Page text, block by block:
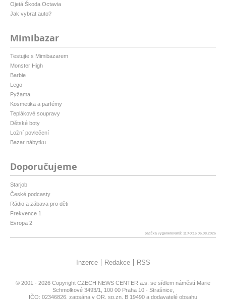
Ojetá Škoda Octavia
Jak vybrat auto?
Mimibazar
Testujte s Mimibazarem
Monster High
Barbie
Lego
Pyžama
Kosmetika a parfémy
Teplákové soupravy
Dětské boty
Ložní povlečení
Bazar nábytku
Doporučujeme
Starjob
České podcasty
Rádio a zábava pro děti
Frekvence 1
Evropa 2
patička vygenerovaná: 11:40:16 06.08.2026
Inzerce Redakce RSS
© 2001 - 2026 Copyright CZECH NEWS CENTER a.s. se sídlem náměstí Marie
Schmolkové 3493/1, 100 00 Praha 10 - Strašnice,
IČO: 02346826, zapsána v OR, sp.zn. B 19490 a dodavatelé obsahu